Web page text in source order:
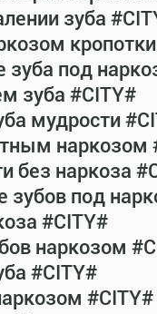
зуба
зуба под
зуба #CITY#
мудрости
наркозом
без наркоза
зубов под
#CITY#
наркозом
#CITY#
#CITY#